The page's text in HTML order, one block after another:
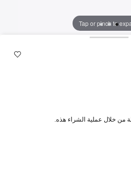
Tap or pinch to
من خلال عملية الشراء هذه.